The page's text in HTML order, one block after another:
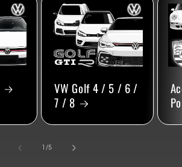
VW Golf 4 / 5 / 6 /
7 / 8
1 /de
5